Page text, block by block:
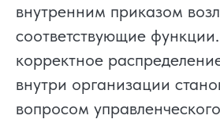
внутренним приказом
соответствующие
корректное
внутри организации
вопросом